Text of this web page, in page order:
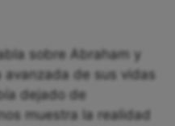
sobre Abraham y
avanzada de sus vidas
dejado de
muestra la realidad